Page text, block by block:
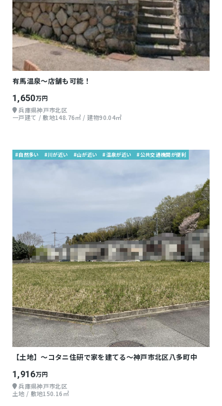
有馬温泉～店舗も可能！
1,650万円
兵庫県神戸市北区
一戸建て / 敷地148.76㎡ / 建物90.04㎡
#自然多い #川が近い #山が近い #温泉が近い #公共交通機関が便利
【土地】～コタニ住研で家を建てる～神戸市北区八多町中
1,916万円
兵庫県神戸市北区
土地 / 敷地150.16㎡